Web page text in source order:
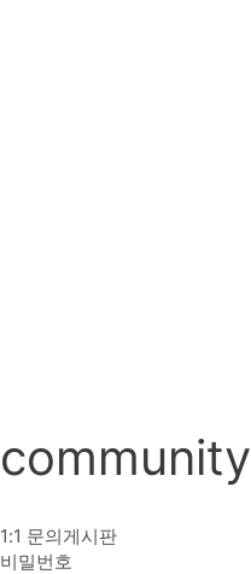
community
1:1 문의게시판
비밀번호